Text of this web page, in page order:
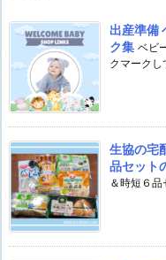
出産準備
ク集 ベビ
クマークし
生協の宅
品セット
＆時短６